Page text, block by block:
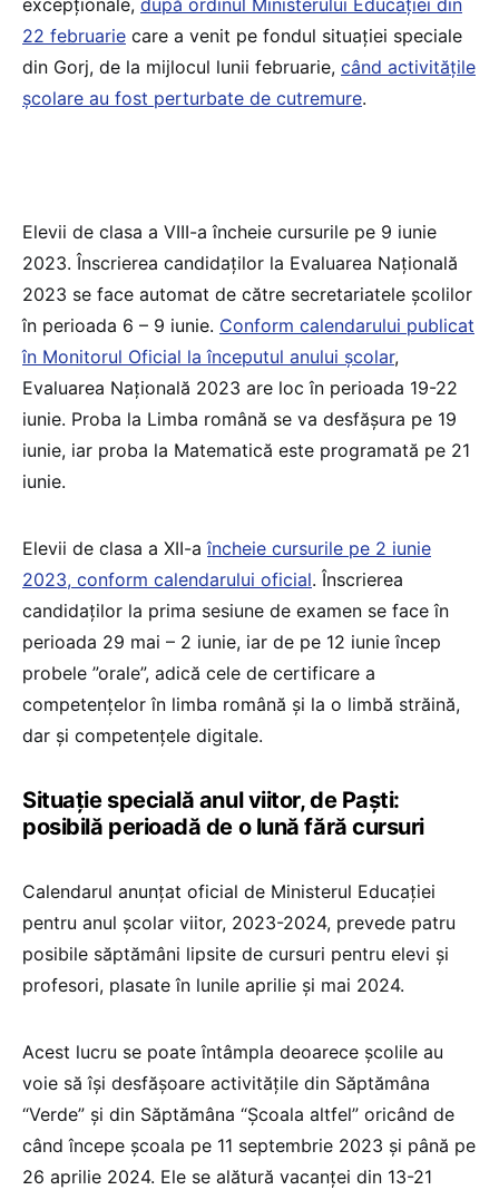
excepționale, după ordinul Ministerului Educației din
22 februarie care a venit pe fondul situației speciale
din Gorj, de la mijlocul lunii februarie, când activitățile
școlare au fost perturbate de cutremure.
Elevii de clasa a VIII-a încheie cursurile pe 9 iunie
2023. Înscrierea candidaților la Evaluarea Națională
2023 se face automat de către secretariatele școlilor
în perioada 6 – 9 iunie. Conform calendarului publicat
în Monitorul Oficial la începutul anului școlar,
Evaluarea Națională 2023 are loc în perioada 19-22
iunie. Proba la Limba română se va desfășura pe 19
iunie, iar proba la Matematică este programată pe 21
iunie.
Elevii de clasa a XII-aîncheie cursurile pe 2 iunie
2023, conform calendarului oficial. Înscrierea
candidaților la prima sesiune de examen se face în
perioada 29 mai – 2 iunie, iar de pe 12 iunie încep
probele ”orale”, adică cele de certificare a
competențelor în limba română și la o limbă străină,
dar și competențele digitale.
Situație specială anul viitor, de Paști:
posibilă perioadă de o lună fără cursuri
Calendarul anunțat oficial de Ministerul Educației
pentru anul școlar viitor, 2023-2024, prevede patru
posibile săptămâni lipsite de cursuri pentru elevi și
profesori, plasate în lunile aprilie și mai 2024.
Acest lucru se poate întâmpla deoarece școlile au
voie să își desfășoare activitățile din Săptămâna
“Verde” și din Săptămâna “Școala altfel” oricând de
când începe școala pe 11 septembrie 2023 și până pe
26 aprilie 2024. Ele se alătură vacanței din 13-21